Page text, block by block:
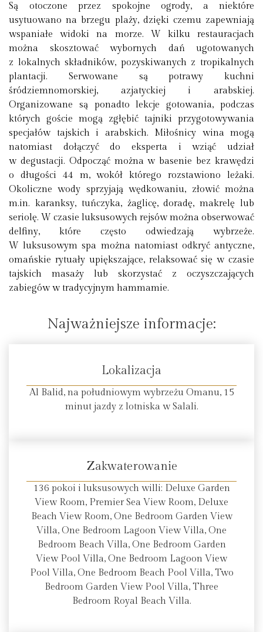
Są otoczone przez spokojne ogrody, a niektóre
usytuowano na brzegu plaży, dzięki czemu zapewniają
wspaniałe widoki na morze. W kilku restauracjach
można skosztować wybornych dań ugotowanych
z lokalnych składników, pozyskiwanych z tropikalnych
plantacji. Serwowane są potrawy kuchni
śródziemnomorskiej, azjatyckiej i arabskiej.
Organizowane są ponadto lekcje gotowania, podczas
których goście mogą zgłębić tajniki przygotowywania
specjałów tajskich i arabskich. Miłośnicy wina mogą
natomiast dołączyć do eksperta i wziąć udział
w degustacji. Odpocząć można w basenie bez krawędzi
o długości 44 m, wokół którego rozstawiono leżaki.
Okoliczne wody sprzyjają wędkowaniu, złowić można
m.in. karanksy, tuńczyka, żaglicę, doradę, makrelę lub
seriolę. W czasie luksusowych rejsów można obserwować
delfiny, które często odwiedzają wybrzeże.
W luksusowym spa można natomiast odkryć antyczne,
omańskie rytuały upiększające, relaksować się w czasie
tajskich masaży lub skorzystać z oczyszczających
zabiegów w tradycyjnym hammamie.
Najważniejsze informacje:
Lokalizacja
Al Balid, na południowym wybrzeżu Omanu, 15
minut jazdy z lotniska w Salali.
Zakwaterowanie
136 pokoi i luksusowych willi: Deluxe Garden
View Room, Premier Sea View Room, Deluxe
Beach View Room, One Bedroom Garden View
Villa, One Bedroom Lagoon View Villa, One
Bedroom Beach Villa, One Bedroom Garden
View Pool Villa, One Bedroom Lagoon View
Pool Villa, One Bedroom Beach Pool Villa, Two
Bedroom Garden View Pool Villa, Three
Bedroom Royal Beach Villa.